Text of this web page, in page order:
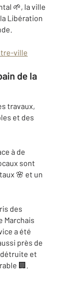
🌱, la ville
Libération
ville
de la
travaux,
et des
à de
sont
🌸 et un
des
Marchais
a été
près de
détruite et
🏢.